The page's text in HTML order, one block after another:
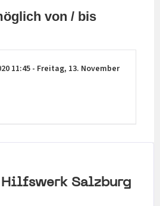
von / bis
11:45 - Freitag, 13. November
Hilfswerk Salzburg